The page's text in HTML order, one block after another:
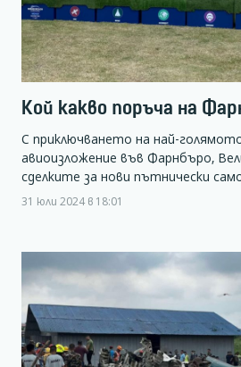
Кой какво поръча на
С приключването на най-
авиоизложение във Фарнбъро,
сделките за нови пътнически
31 юли 2024 в 18:01